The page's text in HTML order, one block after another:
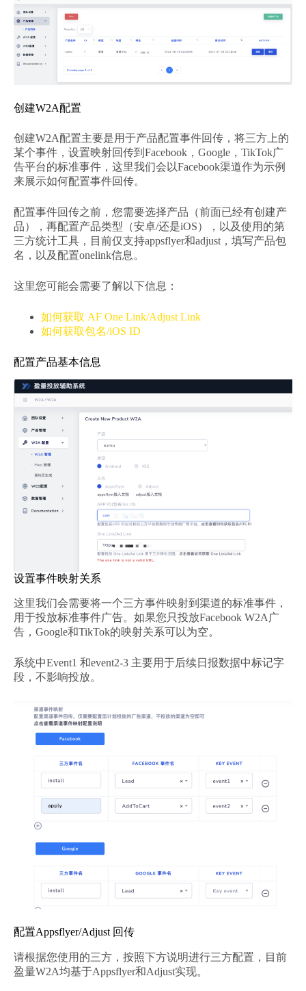
创建W2A配置
创建W2A配置主要是用于产品配置事件回传，将三方上的
某个事件，设置映射回传到Facebook，Google，TikTok广
告平台的标准事件，这里我们会以Facebook渠道作为示例
来展示如何配置事件回传。
配置事件回传之前，您需要选择产品（前面已经有创建产
品），再配置产品类型（安卓/还是iOS），以及使用的第
三方统计工具，目前仅支持appsflyer和adjust，填写产品包
名，以及配置onelink信息。
这里您可能会需要了解以下信息：
如何获取 AF One Link/Adjust Link
如何获取包名/iOS ID
配置产品基本信息
设置事件映射关系
这里我们会需要将一个三方事件映射到渠道的标准事件，
用于投放标准事件广告。如果您只投放Facebook W2A广
告，Google和TikTok的映射关系可以为空。
系统中Event1 和event2-3 主要用于后续日报数据中标记字
段，不影响投放。
配置Appsflyer/Adjust 回传
请根据您使用的三方，按照下方说明进行三方配置，目前
盈量W2A均基于Appsflyer和Adjust实现。